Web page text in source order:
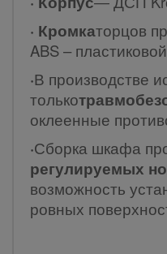
· Кромкаторцов
ABS –
·В производстве
только
оклеенные
·Сборка шкафа
регулируемых
возможность
ровных